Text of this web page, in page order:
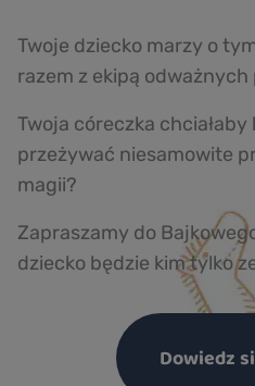
Twoje dziecko marzy o
razem z ekipą
Twoja córeczka
przeżywać niesamowite
magii?
Zapraszamy do
dziecko będzie kim tylko
Dowiedz